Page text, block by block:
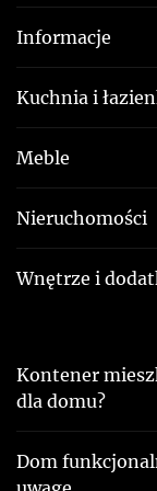
Informacje
Kuchnia i
Meble
Nieruchomości
Wnętrze i
Kontener
dla domu?
Dom